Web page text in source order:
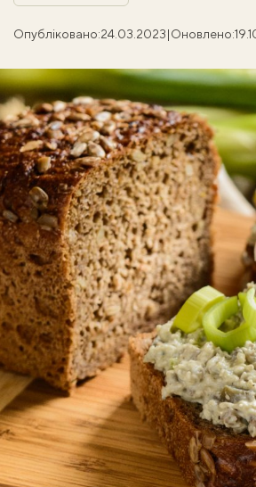
Опубліковано:24.03.2023|Оновлено: